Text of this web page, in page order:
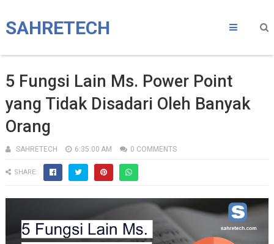
SAHRETECH
5 Fungsi Lain Ms. Power Point
yang Tidak Disadari Oleh Banyak
Orang
SAHRETECH 6:35:00 AM 0 COMMENTS
SHARE: